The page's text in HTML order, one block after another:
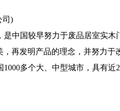
)
中国较早努力于废品居室实木
，再发明产品的理念，并努力
多个大、中型城市，具有